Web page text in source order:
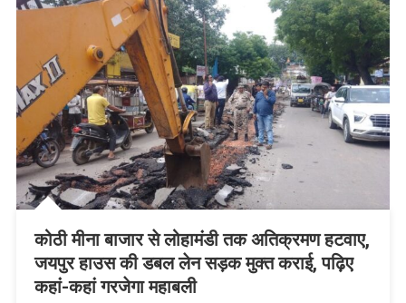
कोठी मीना बाजार से लोहामंडी तक अतिक्रमण हटवाए,
जयपुर हाउस की डबल लेन सड़क मुक्त कराई, पढ़िए
कहां-कहां गरजेगा महाबली